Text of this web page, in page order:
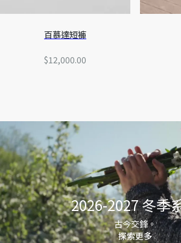
百慕達短褲
$12,000.00
2026-2027 冬季
古今交鋒。
探索更多